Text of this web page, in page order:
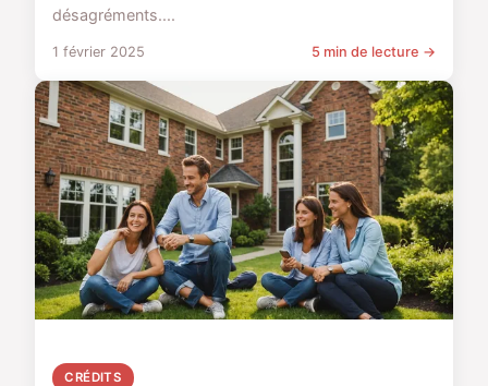
désagréments....
1 février 2025 5 min de lecture →
CRÉDITS